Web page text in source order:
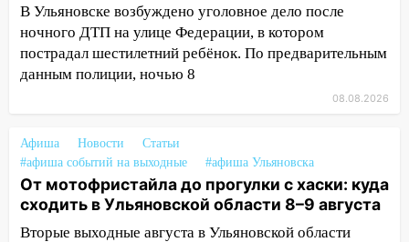
13:47 На Нижней Террасе мощным
ветром вырвало дерево с корнем
13:46 Сильный ветер сорвал крышу с
транспорту: в Ульяновске трамвай
сошёл с рельсов
13:22 Упавшие деревья перекрыли
дороги в Ульяновске: фото
В Ульяновске возбуждено уголовное дело после
ночного ДТП на улице Федерации, в котором
пострадал шестилетний ребёнок. По предварительным
данным полиции, ночью 8
08.08.2026
Афиша Новости
Статьи
#афиша событий на выходные
#афиша Ульяновска
От мотофристайла до прогулки с хаски: куда
сходить в Ульяновской области 8–9 августа
Вторые выходные августа в Ульяновской области